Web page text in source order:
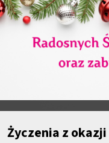
Życzenia z